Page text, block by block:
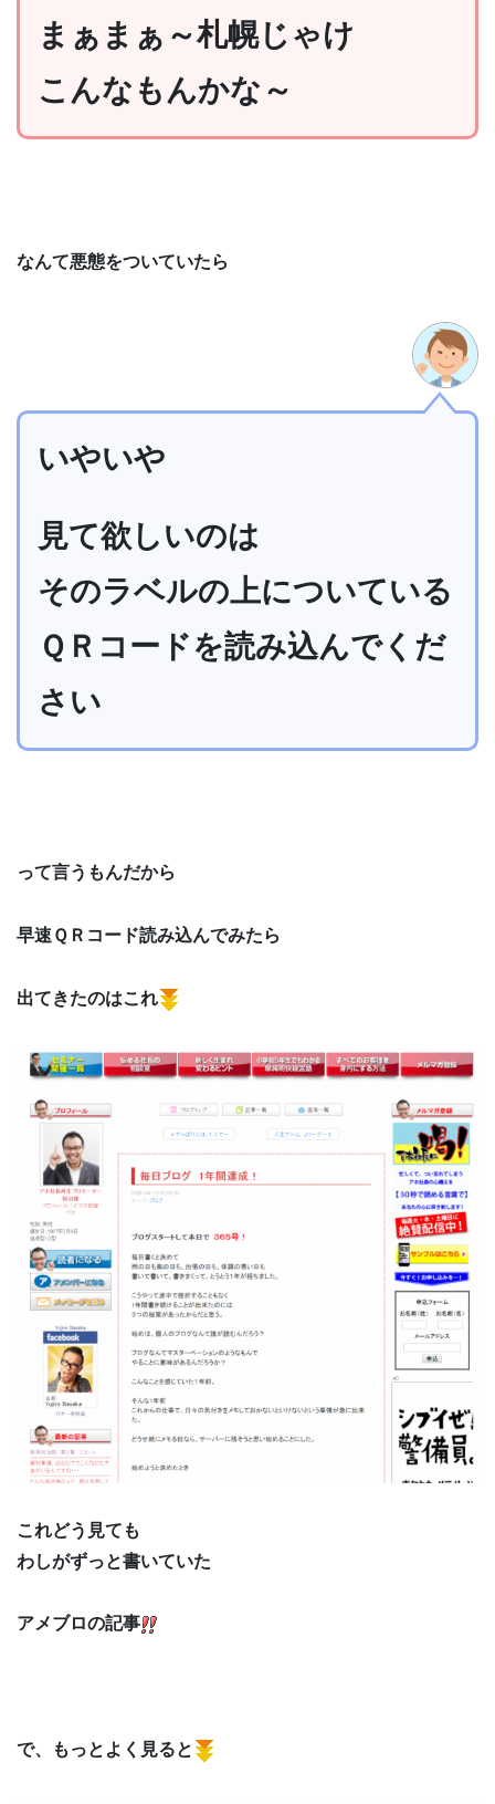
まぁまぁ～札幌じゃけ
こんなもんかな～
なんて悪態をついていたら
いやいや
見て欲しいのは
そのラベルの上についている
ＱＲコードを読み込んでくだ
さい
って言うもんだから
早速ＱＲコード読み込んでみたら
出てきたのはこれ
これどう見ても
わしがずっと書いていた
アメブロの記事
で、もっとよく見ると